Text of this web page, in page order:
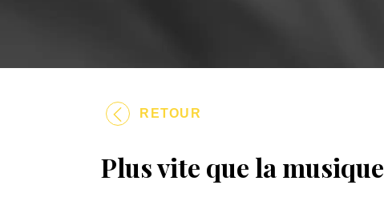
RETOUR
Plus vite que la musique